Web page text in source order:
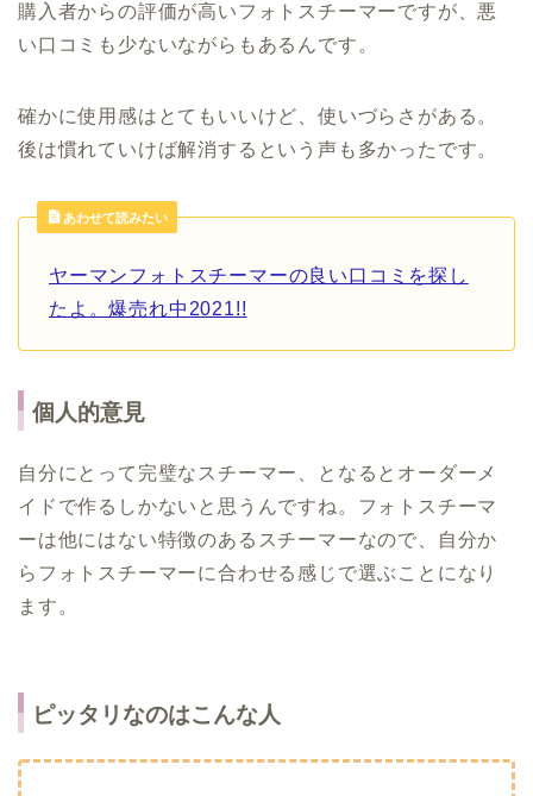
購入者からの評価が高いフォトスチーマーですが、悪
い口コミも少ないながらもあるんです。
確かに使用感はとてもいいけど、使いづらさがある。
後は慣れていけば解消するという声も多かったです。
あわせて読みたい
ヤーマンフォトスチーマーの良い口コミを探し
たよ。爆売れ中2021!!
個人的意見
自分にとって完璧なスチーマー、となるとオーダーメ
イドで作るしかないと思うんですね。フォトスチーマ
ーは他にはない特徴のあるスチーマーなので、自分か
らフォトスチーマーに合わせる感じで選ぶことになり
ます。
ピッタリなのはこんな人